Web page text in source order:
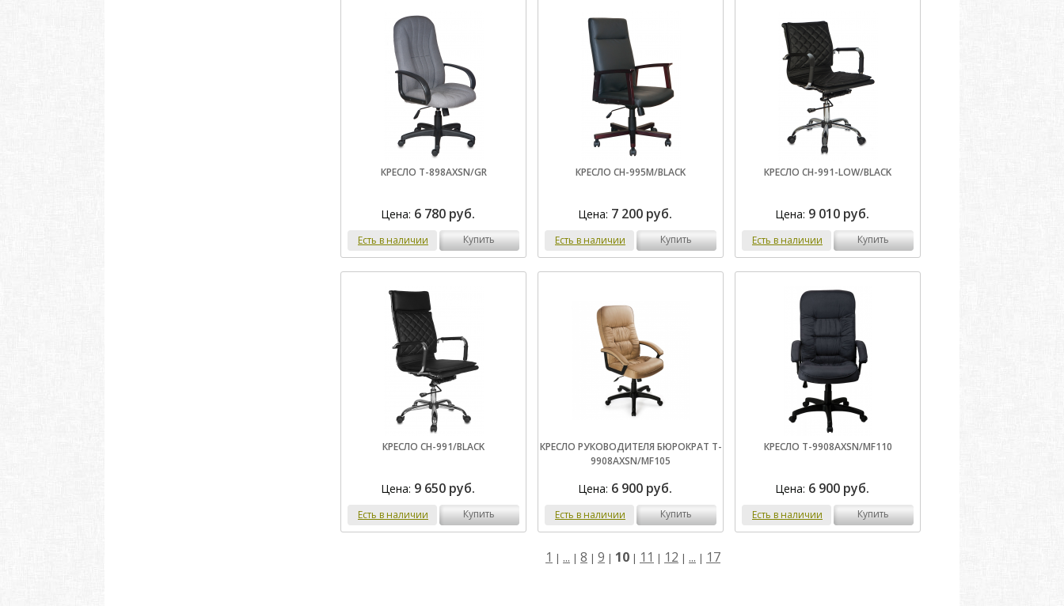
КРЕСЛО T-898AXSN/GR
Цена: 6 780 руб.
Есть в наличии купить
КРЕСЛО CH-995M/BLACK
Цена: 7 200 руб.
Есть в наличии купить
КРЕСЛО CH-991-LOW/BLACK
Цена: 9 010 руб.
Есть в наличии купить
КРЕСЛО CH-991/BLACK
Цена: 9 650 руб.
Есть в наличии купить
КРЕСЛО РУКОВОДИТЕЛЯ БЮРОКРАТ T-
9908AXSN/MF105
Цена: 6 900 руб.
Есть в наличии купить
КРЕСЛО T-9908AXSN/MF110
Цена: 6 900 руб.
Есть в наличии купить
1 | ... | 8 | 9 | 10 | 11 | 12 | ... | 17